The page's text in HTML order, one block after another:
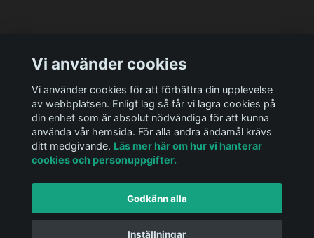
© 2026 Ediya Shop ABPowered by Quickbutik
Vi använder cookies
Vi använder cookies för att förbättra din upplevelse
av webbplatsen. Enligt lag så får vi lagra cookies på
din enhet som är absolut nödvändiga för att kunna
använda vår hemsida. För alla andra ändamål krävs
ditt medgivande. Läs mer här om hur vi hanterar
cookies och personuppgifter.
Godkänn alla
Inställningar